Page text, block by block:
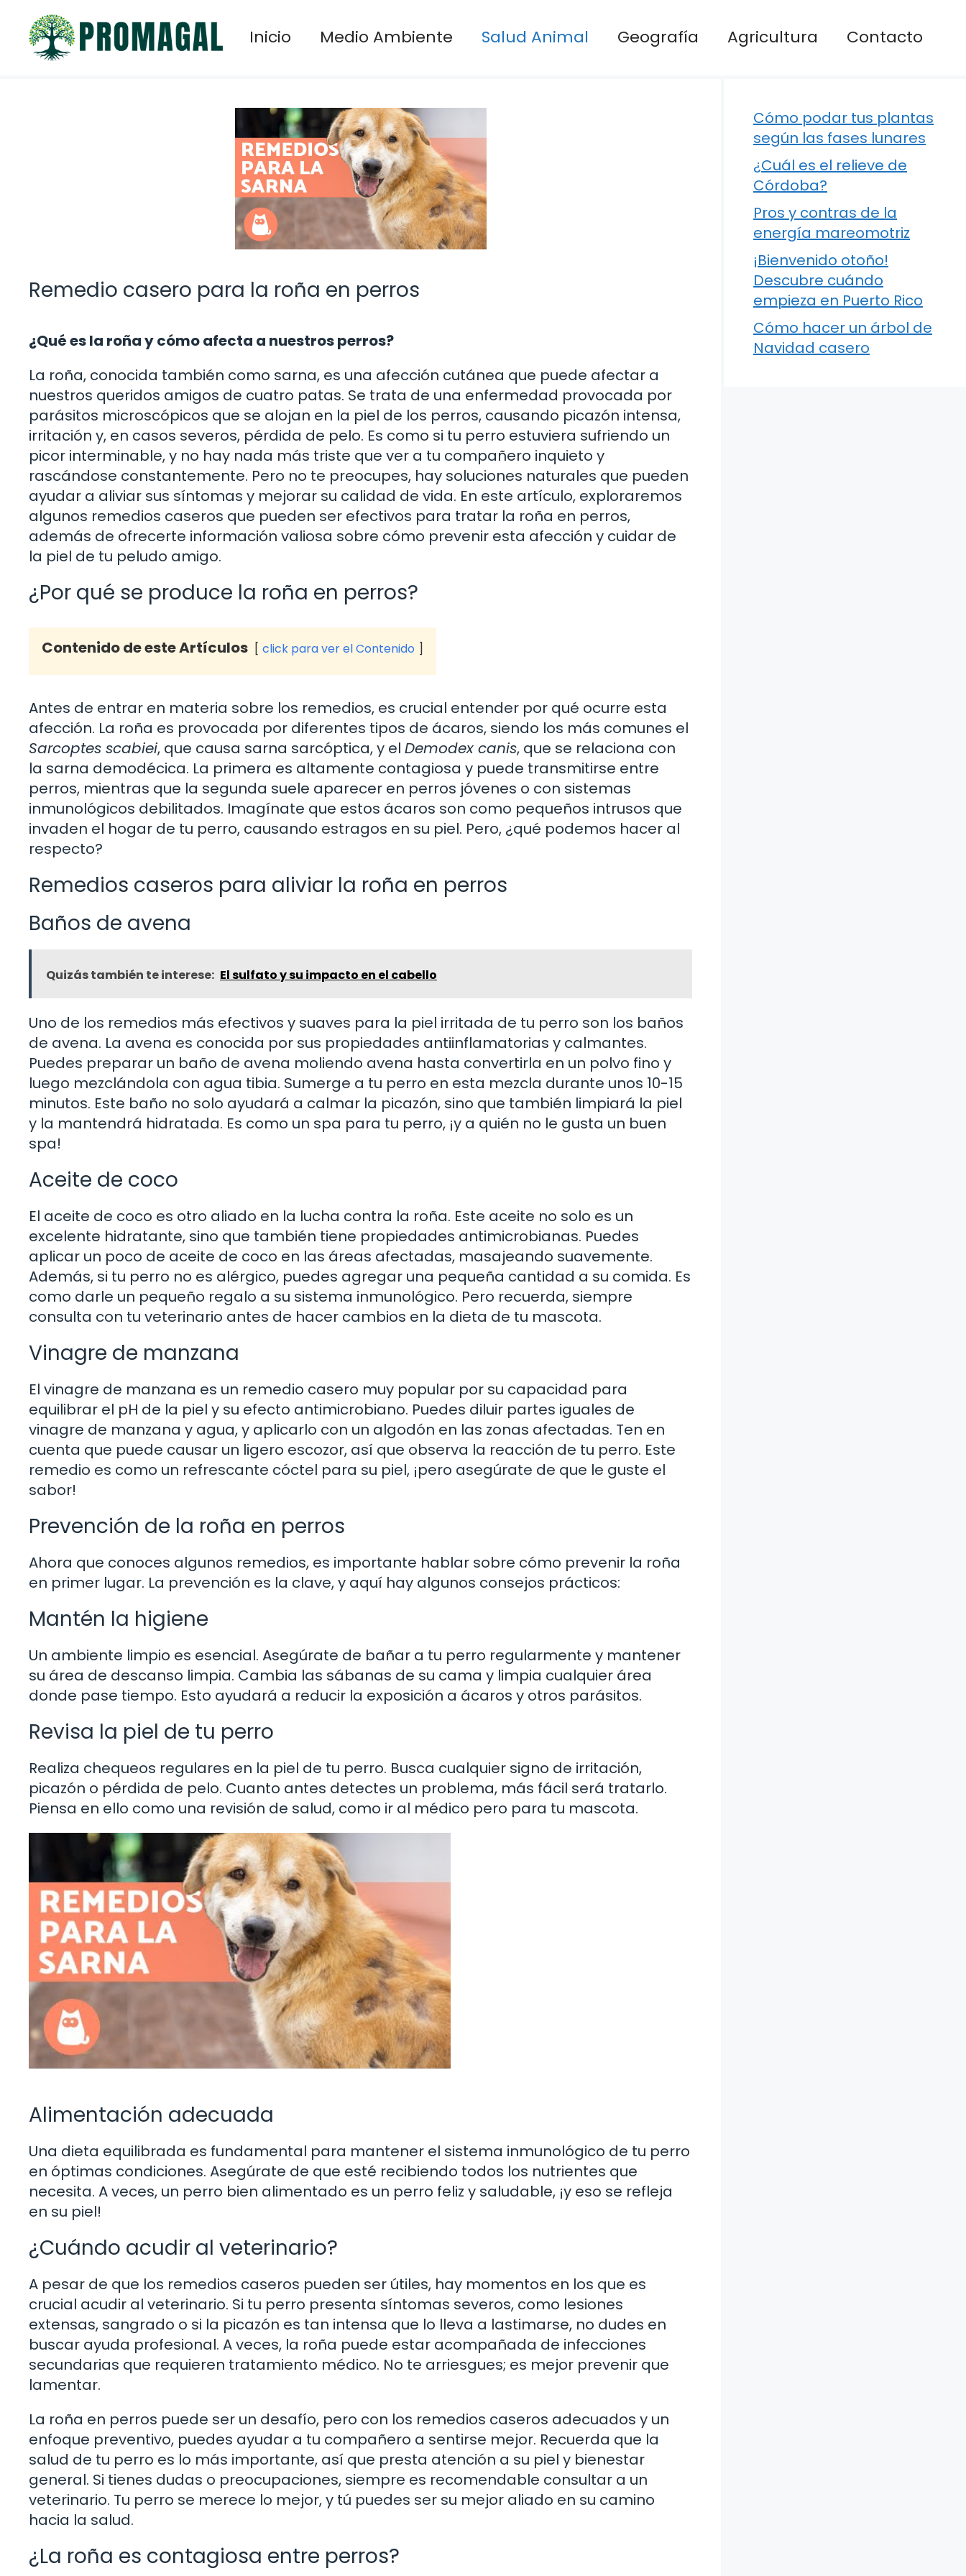
contenido
Inicio Medio Ambiente Salud Animal Geografía Agricultura Contacto
Remedio casero para la roña en perros
¿Qué es la roña y cómo afecta a nuestros perros?
La roña, conocida también como sarna, es una afección cutánea que puede afectar a
nuestros queridos amigos de cuatro patas. Se trata de una enfermedad provocada por
parásitos microscópicos que se alojan en la piel de los perros, causando picazón intensa,
irritación y, en casos severos, pérdida de pelo. Es como si tu perro estuviera sufriendo un
picor interminable, y no hay nada más triste que ver a tu compañero inquieto y
rascándose constantemente. Pero no te preocupes, hay soluciones naturales que pueden
ayudar a aliviar sus síntomas y mejorar su calidad de vida. En este artículo, exploraremos
algunos remedios caseros que pueden ser efectivos para tratar la roña en perros,
además de ofrecerte información valiosa sobre cómo prevenir esta afección y cuidar de
la piel de tu peludo amigo.
¿Por qué se produce la roña en perros?
Contenido de este Artículos click para ver el Contenido
Antes de entrar en materia sobre los remedios, es crucial entender por qué ocurre esta
afección. La roña es provocada por diferentes tipos de ácaros, siendo los más comunes el
Sarcoptes scabiei, que causa sarna sarcóptica, y el Demodex canis, que se relaciona con
la sarna demodécica. La primera es altamente contagiosa y puede transmitirse entre
perros, mientras que la segunda suele aparecer en perros jóvenes o con sistemas
inmunológicos debilitados. Imagínate que estos ácaros son como pequeños intrusos que
invaden el hogar de tu perro, causando estragos en su piel. Pero, ¿qué podemos hacer al
respecto?
Remedios caseros para aliviar la roña en perros
Baños de avena
Quizás también te interese: El sulfato y su impacto en el cabello
Uno de los remedios más efectivos y suaves para la piel irritada de tu perro son los baños
de avena. La avena es conocida por sus propiedades antiinflamatorias y calmantes.
Puedes preparar un baño de avena moliendo avena hasta convertirla en un polvo fino y
luego mezclándola con agua tibia. Sumerge a tu perro en esta mezcla durante unos 10-15
minutos. Este baño no solo ayudará a calmar la picazón, sino que también limpiará la piel
y la mantendrá hidratada. Es como un spa para tu perro, ¡y a quién no le gusta un buen
spa!
Aceite de coco
El aceite de coco es otro aliado en la lucha contra la roña. Este aceite no solo es un
excelente hidratante, sino que también tiene propiedades antimicrobianas. Puedes
aplicar un poco de aceite de coco en las áreas afectadas, masajeando suavemente.
Además, si tu perro no es alérgico, puedes agregar una pequeña cantidad a su comida. Es
como darle un pequeño regalo a su sistema inmunológico. Pero recuerda, siempre
consulta con tu veterinario antes de hacer cambios en la dieta de tu mascota.
Vinagre de manzana
El vinagre de manzana es un remedio casero muy popular por su capacidad para
equilibrar el pH de la piel y su efecto antimicrobiano. Puedes diluir partes iguales de
vinagre de manzana y agua, y aplicarlo con un algodón en las zonas afectadas. Ten en
cuenta que puede causar un ligero escozor, así que observa la reacción de tu perro. Este
remedio es como un refrescante cóctel para su piel, ¡pero asegúrate de que le guste el
sabor!
Prevención de la roña en perros
Ahora que conoces algunos remedios, es importante hablar sobre cómo prevenir la roña
en primer lugar. La prevención es la clave, y aquí hay algunos consejos prácticos:
Mantén la higiene
Un ambiente limpio es esencial. Asegúrate de bañar a tu perro regularmente y mantener
su área de descanso limpia. Cambia las sábanas de su cama y limpia cualquier área
donde pase tiempo. Esto ayudará a reducir la exposición a ácaros y otros parásitos.
Revisa la piel de tu perro
Realiza chequeos regulares en la piel de tu perro. Busca cualquier signo de irritación,
picazón o pérdida de pelo. Cuanto antes detectes un problema, más fácil será tratarlo.
Piensa en ello como una revisión de salud, como ir al médico pero para tu mascota.
Alimentación adecuada
Una dieta equilibrada es fundamental para mantener el sistema inmunológico de tu perro
en óptimas condiciones. Asegúrate de que esté recibiendo todos los nutrientes que
necesita. A veces, un perro bien alimentado es un perro feliz y saludable, ¡y eso se refleja
en su piel!
¿Cuándo acudir al veterinario?
A pesar de que los remedios caseros pueden ser útiles, hay momentos en los que es
crucial acudir al veterinario. Si tu perro presenta síntomas severos, como lesiones
extensas, sangrado o si la picazón es tan intensa que lo lleva a lastimarse, no dudes en
buscar ayuda profesional. A veces, la roña puede estar acompañada de infecciones
secundarias que requieren tratamiento médico. No te arriesgues; es mejor prevenir que
lamentar.
La roña en perros puede ser un desafío, pero con los remedios caseros adecuados y un
enfoque preventivo, puedes ayudar a tu compañero a sentirse mejor. Recuerda que la
salud de tu perro es lo más importante, así que presta atención a su piel y bienestar
general. Si tienes dudas o preocupaciones, siempre es recomendable consultar a un
veterinario. Tu perro se merece lo mejor, y tú puedes ser su mejor aliado en su camino
hacia la salud.
¿La roña es contagiosa entre perros?
Cómo podar tus plantas
según las fases lunares
¿Cuál es el relieve de
Córdoba?
Pros y contras de la
energía mareomotriz
¡Bienvenido otoño!
Descubre cuándo
empieza en Puerto Rico
Cómo hacer un árbol de
Navidad casero